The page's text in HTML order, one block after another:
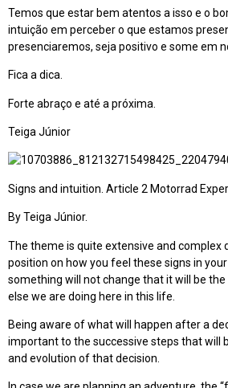
Temos que estar bem atentos a isso e o
intuição em perceber o que estamos
presenciaremos, seja positivo e some em
Fica a dica.
Forte abraço e até a próxima.
Teiga Júnior
Signs and intuition. Article 2 Motorrad
By Teiga Júnior.
The theme is quite extensive and complex
position on how you feel these signs in
something will not change that it will be
else we are doing here in this life.
Being aware of what will happen after a
important to the successive steps that will
and evolution of that decision.